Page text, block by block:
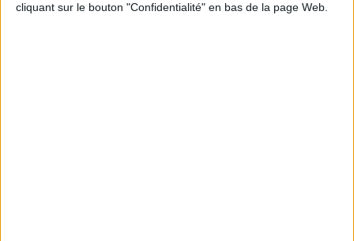
cliquant sur le bouton "Confidentialité" en bas de la page Web.